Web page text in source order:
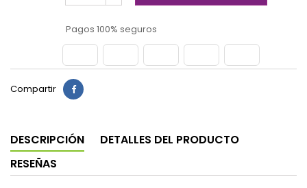
Pagos 100% seguros
Compartir
DESCRIPCIÓN
DETALLES DEL PRODUCTO
RESEÑAS